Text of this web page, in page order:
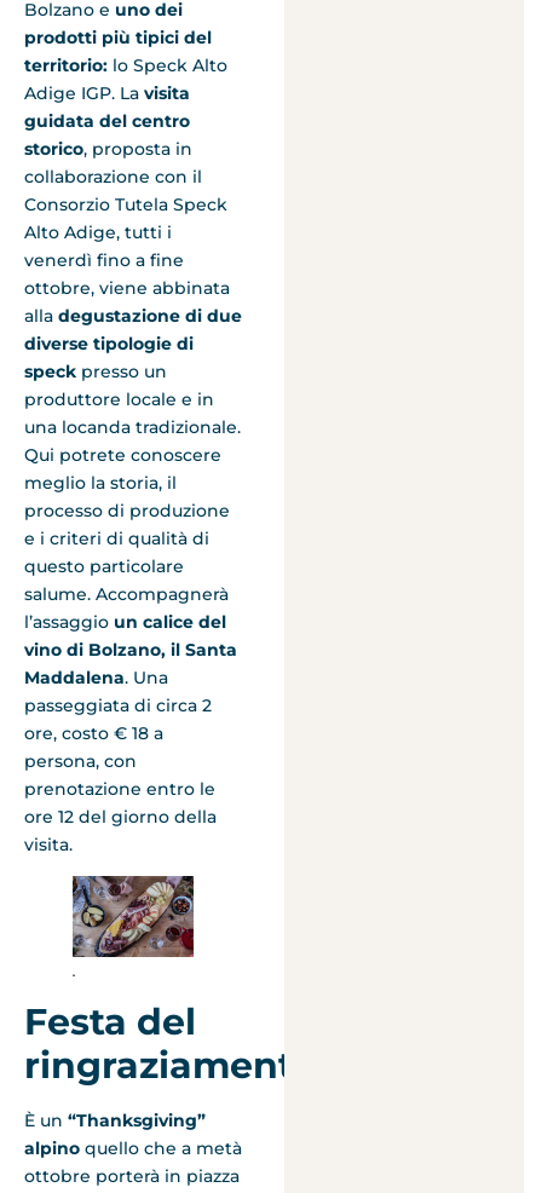
Bolzano e uno dei
prodotti più tipici del
territorio: lo Speck Alto
Adige IGP. La visita
guidata del centro
storico, proposta in
collaborazione con il
Consorzio Tutela Speck
Alto Adige, tutti i
venerdì fino a fine
ottobre, viene abbinata
alla degustazione di due
diverse tipologie di
speck presso un
produttore locale e in
una locanda tradizionale.
Qui potrete conoscere
meglio la storia, il
processo di produzione
e i criteri di qualità di
questo particolare
salume. Accompagnerà
l’assaggio un calice del
vino di Bolzano, il Santa
Maddalena. Una
passeggiata di circa 2
ore, costo € 18 a
persona, con
prenotazione entro le
ore 12 del giorno della
visita.
.
Festa del
ringraziamento
È un “Thanksgiving”
alpino quello che a metà
ottobre porterà in piazza